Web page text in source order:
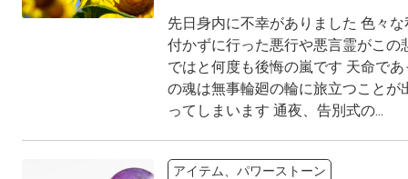
先日身内に不幸がありました 色々
付かずに行った悪行や悪言霊がこの
ではと何度も後悔の嵐です 天命で
の魂は無事輪廻の輪に旅立つことが
ってしまいます 通夜、告別式の...
アイテム、パワーストーン